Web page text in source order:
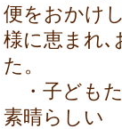
便をおかけ
様に恵まれ
た。
・子ども
素晴らしい